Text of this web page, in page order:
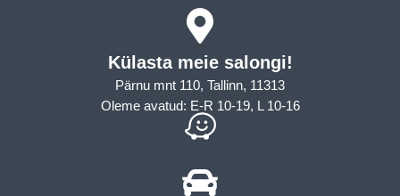
Külasta meie salongi!
Pärnu mnt 110, Tallinn, 11313
Oleme avatud: E-R 10-19, L 10-16